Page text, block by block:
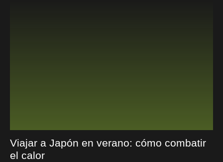
Viajar a Japón en verano: cómo combatir
el calor